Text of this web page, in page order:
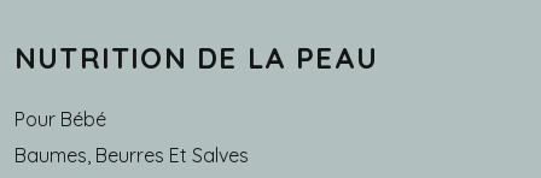
NUTRITION DE LA PEAU
Pour Bébé
Baumes, Beurres Et Salves